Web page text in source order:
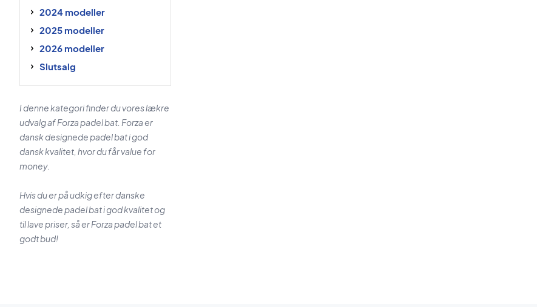
2024 modeller
2025 modeller
2026 modeller
Slutsalg
I denne kategori finder du vores lækre
udvalg af Forza padel bat. Forza er
dansk designede padel bat i god
dansk kvalitet, hvor du får value for
money.
Hvis du er på udkig efter danske
designede padel bat i god kvalitet og
til lave priser, så er Forza padel bat et
godt bud!